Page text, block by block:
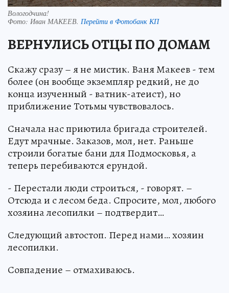
Вологодчина!
Фото: Иван МАКЕЕВ. Перейти в Фотобанк КП
ВЕРНУЛИСЬ ОТЦЫ ПО ДОМАМ
Скажу сразу – я не мистик. Ваня Макеев - тем
более (он вообще экземпляр редкий, не до
конца изученный - ватник-атеист), но
приближение Тотьмы чувствовалось.
Сначала нас приютила бригада строителей.
Едут мрачные. Заказов, мол, нет. Раньше
строили богатые бани для Подмосковья, а
теперь перебиваются ерундой.
- Перестали люди строиться, - говорят. –
Отсюда и с лесом беда. Спросите, мол, любого
хозяина лесопилки – подтвердит…
Следующий автостоп. Перед нами… хозяин
лесопилки.
Совпадение – отмахиваюсь.